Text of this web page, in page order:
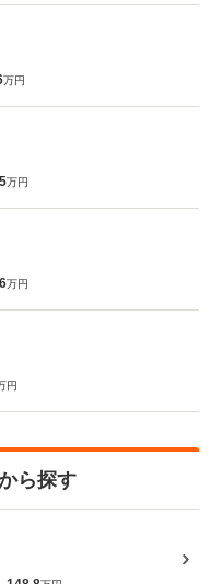
万円
万円
万円
円
ら探す